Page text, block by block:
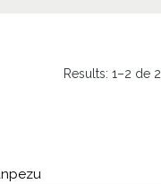
Results:1–2 de 2